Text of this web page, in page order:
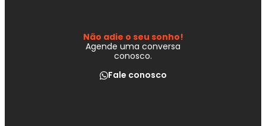
Não adie o seu sonho!
Agende uma conversa
conosco.
Fale conosco